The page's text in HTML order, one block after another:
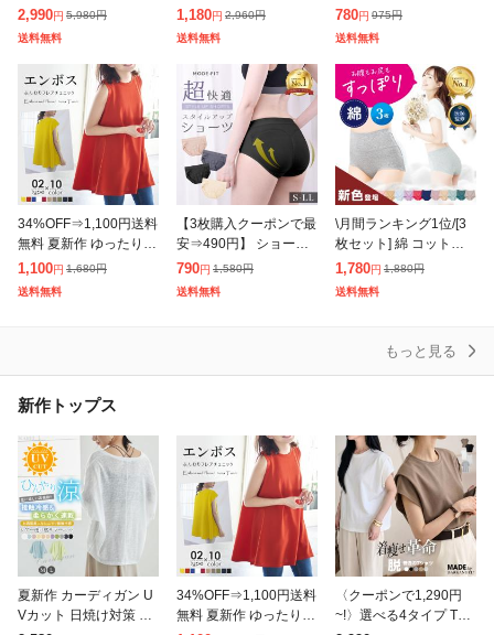
ト】補正 パンツ ショー
ツ お腹 骨盤 引き締め
ヒップアップ ショーツ
2,990円 5,980円
送料無料
ャー 美乳 24時間 バス
トケア 安心W保証 MO
DE:FIT 谷間 補正
1,180円 2,960円
送料無料
ジャー ノンワイヤー 育
乳 40代 ナイトブラ 30
代 50代 脇肉補正 イン
ナー
780円 975円
送料無料
34%OFF⇒1,100円送料
無料 夏新作 ゆったり
体型カバー チュニック
ノースリーブ トップス
フレア ロング丈 カット
1,100円 1,680円
送料無料
【3枚購入クーポンで最
安⇒490円】 ショーツ
レディース 綿100 スタ
イルアップショーツ M
ODE:FIT 補正 パンツ ヒ
790円 1,580円
送料無料
\月間ランキング1位/[3
枚セット] 綿 コットン
【女性医師監修】【雑
誌掲載モデル】 ハイウ
エストショーツ まとめ
1,780円 1,880円
送料無料
もっと見る
新作トップス
夏新作 カーディガン U
Vカット 日焼け対策 冷
34%OFF⇒1,100円送料
無料 夏新作 ゆったり
〈クーポンで1,290円
~!〉選べる4タイプ Tシ